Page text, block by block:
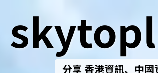
分享 香港資訊、中